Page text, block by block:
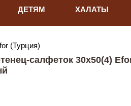
ДЕТЯМ ХАЛАТЫ
(Турция)
салфеток 30х50(4)